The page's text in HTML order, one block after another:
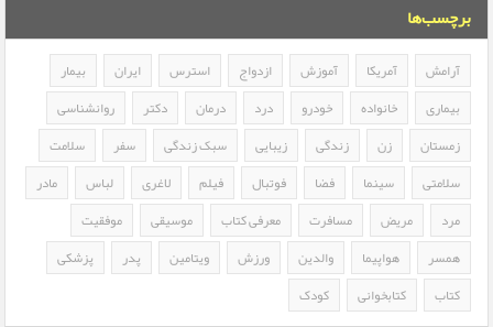
برچسب‌ها
آرامش آمریکا آموزش ازدواج استرس ایران
بیمار
بیماری
خانواده خودرو درد درمان دکتر
روانشناسی
زمستان
زن زندگی زیبایی سبک زندگی سفر
سلامت
سلامتی
سینما فضا فوتبال فیلم لاغری لباس
مادر
مرد
مریض مسافرت معرفی کتاب موسیقی
موفقیت
همسر
هواپیما والدین ورزش ویتامین پدر
پزشکی
کتاب
کتابخوانی کودک